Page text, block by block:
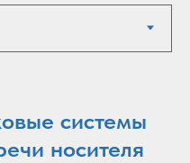
системы
носителя